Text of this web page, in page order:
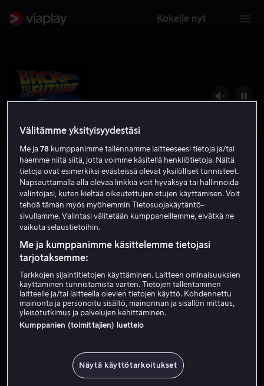
Kokeile nyt
Paluu tulevaisuuteen
8.5 Komedia
K-12
HD
Tilaa nyt
plutoniumkäyttöisessä DeLorean aikakapselissa, jonka
on kehittänyt hullu tiedemies Christopher Lloyd.
Välitämme yksityisyydestäsi
Me ja78 kumppanimme tallennamme laitteeseesi tietoja ja/tai
haemme niitä siitä, jotta voimme käsitellä henkilötietoja. Näitä
tietoja ovat esimerkiksi evästeissä olevat yksilölliset tunnisteet.
Napsauttamalla alla olevaa linkkiä voit hyväksyä tai hallinnoida
valintojasi, kuten kieltää oikeutettujen etujen käyttämisen. Voit
tehdä tämän myös myöhemmin Tietosuojakäytäntö-
sivullamme. Valintasi välitetään kumppaneillemme, eivätkä ne
vaikuta selaustietoihin.
Me ja kumppanimme käsittelemme tietojasi
tarjotaksemme:
Tarkkojen sijaintitietojen käyttäminen. Laitteen ominaisuuksien
käyttäminen tunnistamista varten. Tietojen tallentaminen
laitteelle ja/tai laitteella olevien tietojen käyttö. Kohdennettu
mainonta ja personoitu sisältö, mainonnan ja sisällön mittaus,
yleisötutkimus ja palvelujen kehittäminen.
Kumppanien (toimittajien) luettelo
Näytä käyttötarkoitukset